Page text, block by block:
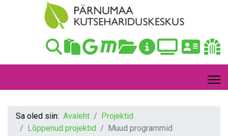
Sa oled siin: Avaleht
Projektid
Lõppenud projektid
Muud programmid